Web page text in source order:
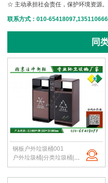
☆ 主动承担社会责任，保护环境资源。
联系方式：010-
同
钢板户外垃圾桶001
户外垃圾桶|分类垃圾桶|钢板垃圾桶|公园垃圾桶|北京垃圾桶|厂家直销